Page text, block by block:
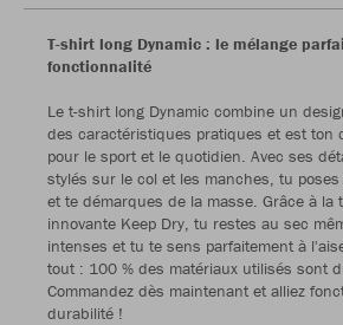
T-shirt long Dynamic : le mélange
fonctionnalité
Le t-shirt long Dynamic combine un
des caractéristiques pratiques et est ton
pour le sport et le quotidien. Avec ses
stylés sur le col et les manches, tu
et te démarques de la masse. Grâce à la
innovante Keep Dry, tu restes au sec
intenses et tu te sens parfaitement à
tout : 100 % des matériaux utilisés sont
Commandez dès maintenant et alliez
durabilité !